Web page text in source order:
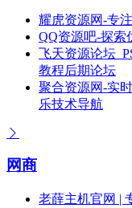
耀虎资源网-专
QQ资源吧-探索
飞天资源论坛
教程后期论坛
聚合资源网-实
乐技术导航
网商
老薛主机官网 |